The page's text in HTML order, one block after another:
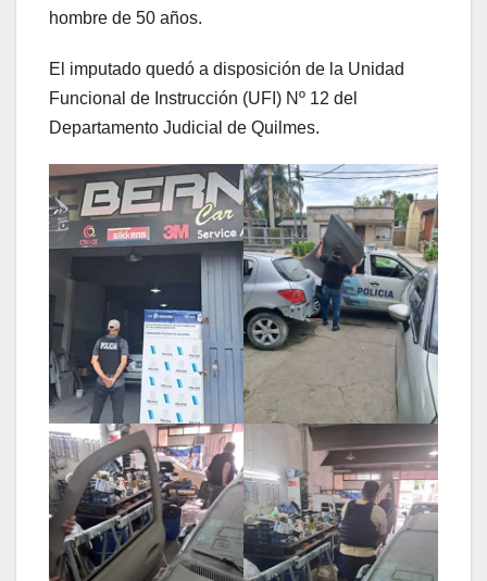
hombre de 50 años.
El imputado quedó a disposición de la Unidad
Funcional de Instrucción (UFI) Nº 12 del
Departamento Judicial de Quilmes.